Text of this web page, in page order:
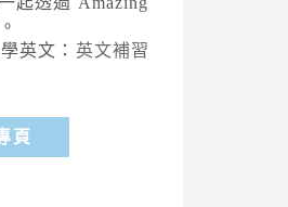
英文： 英文補習
頁